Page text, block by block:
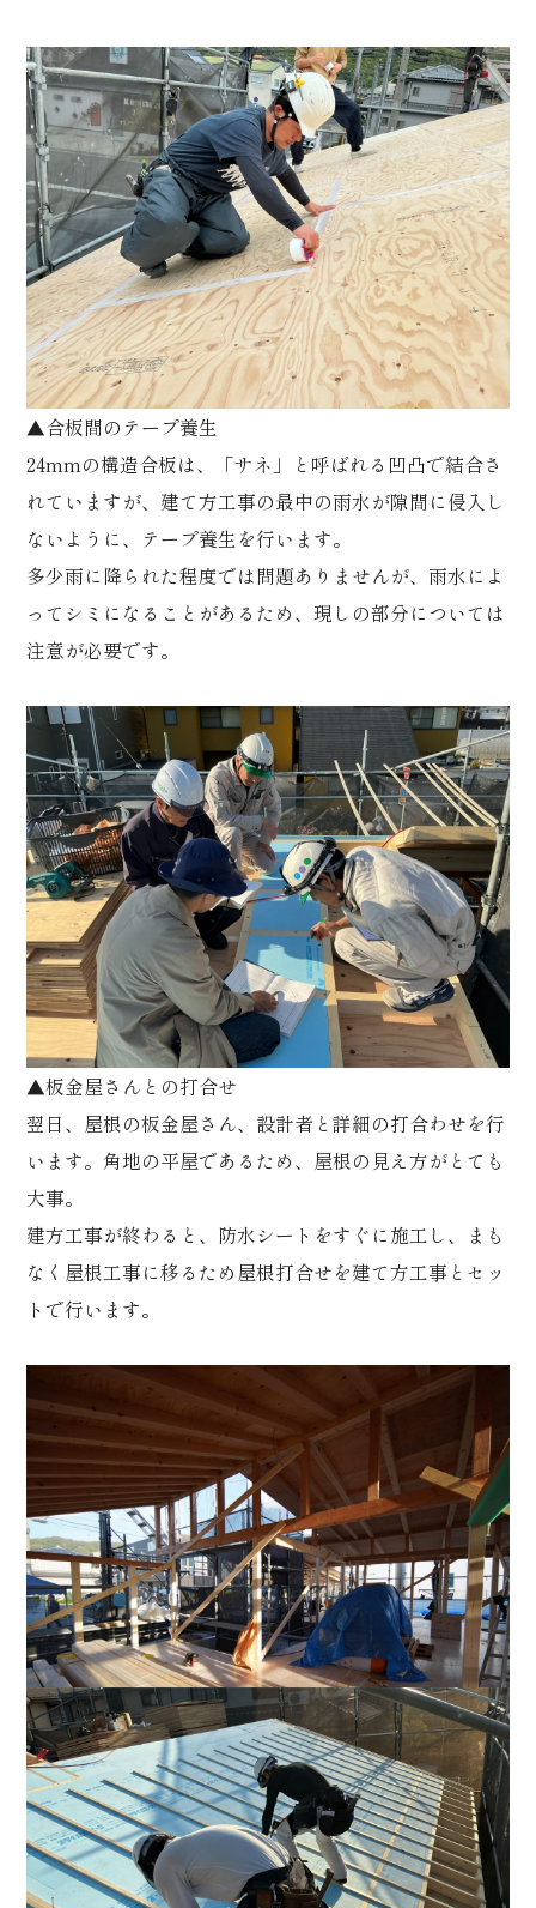
▲合板間のテープ養生
24mmの構造合板は、「サネ」と呼ばれる凹凸で結合さ
れていますが、建て方工事の最中の雨水が隙間に侵入し
ないように、テープ養生を行います。
多少雨に降られた程度では問題ありませんが、雨水によ
ってシミになることがあるため、現しの部分については
注意が必要です。
▲板金屋さんとの打合せ
翌日、屋根の板金屋さん、設計者と詳細の打合わせを行
います。角地の平屋であるため、屋根の見え方がとても
大事。
建方工事が終わると、防水シートをすぐに施工し、まも
なく屋根工事に移るため屋根打合せを建て方工事とセッ
トで行います。